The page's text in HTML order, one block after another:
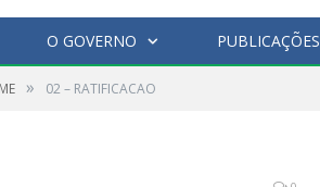
O GOVERNO PUBLICAÇÕES
» 02 – RATIFICACAO